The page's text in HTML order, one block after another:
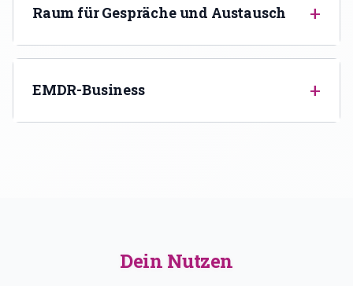
Raum für Gespräche und Austausch +
EMDR-Business +
Dein Nutzen